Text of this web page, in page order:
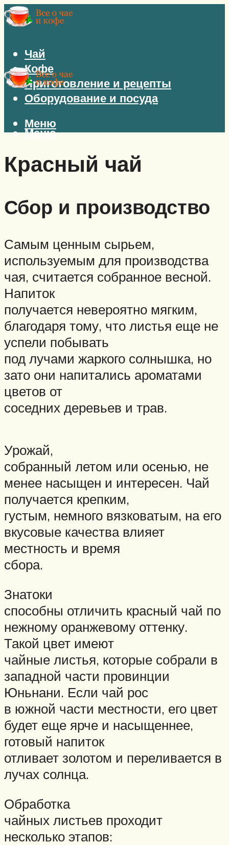
Чай
Кофе
Приготовление и рецепты
Оборудование и посуда
Меню
Меню
Красный чай
Сбор и производство
Самым ценным сырьем,
используемым для производства
чая, считается собранное весной.
Напиток
получается невероятно мягким,
благодаря тому, что листья еще не
успели побывать
под лучами жаркого солнышка, но
зато они напитались ароматами
цветов от
соседних деревьев и трав.
Урожай,
собранный летом или осенью, не
менее насыщен и интересен. Чай
получается крепким,
густым, немного вязковатым, на его
вкусовые качества влияет
местность и время
сбора.
Знатоки
способны отличить красный чай по
нежному оранжевому оттенку.
Такой цвет имеют
чайные листья, которые собрали в
западной части провинции
Юньнани. Если чай рос
в южной части местности, его цвет
будет еще ярче и насыщеннее,
готовый напиток
отливает золотом и переливается в
лучах солнца.
Обработка
чайных листьев проходит
несколько этапов: